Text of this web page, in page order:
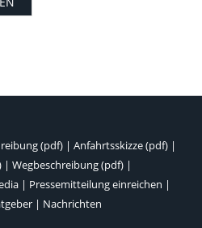
(pdf) | Anfahrtsskizze (pdf) |
| Wegbeschreibung (pdf) |
| Pressemitteilung einreichen |
| Nachrichten